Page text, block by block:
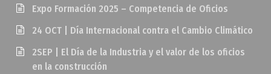
Expo Formación 2025 – Competencia de Oficios
24 OCT | Día Internacional contra el Cambio Climático
2SEP | El Día de la Industria y el valor de los oficios
en la construcción